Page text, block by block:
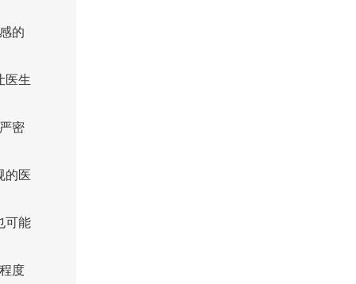
的
医生
密
的医
可能
度